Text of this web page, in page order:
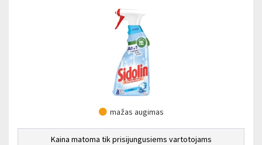
mažas augimas
Kaina matoma tik prisijungusiems vartotojams